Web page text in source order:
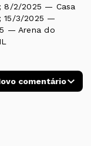
8/2/2025 — Casa
15/3/2025 —
— Arena do
comentário